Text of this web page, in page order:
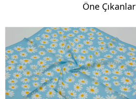
Öne Çıkanlar